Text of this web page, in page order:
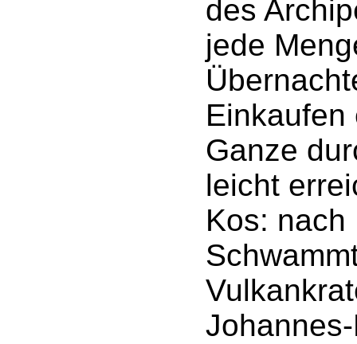
des
jede
Einkaufen
Ganze
leicht
Kos: nach